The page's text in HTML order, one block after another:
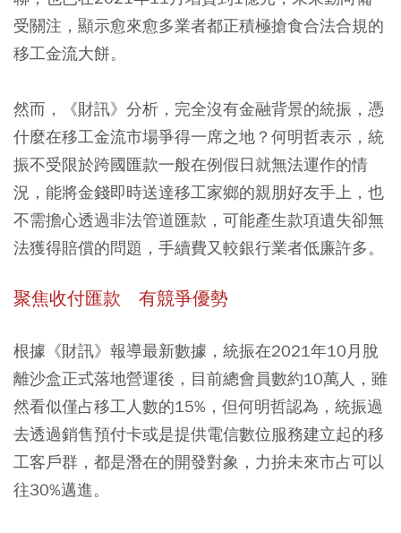
受關注，顯示愈來愈多業者都正積極搶食合法合規的
移工金流大餅。
然而，《財訊》分析，完全沒有金融背景的統振，憑
什麼在移工金流市場爭得一席之地？何明哲表示，統
振不受限於跨國匯款一般在例假日就無法運作的情
況，能將金錢即時送達移工家鄉的親朋好友手上，也
不需擔心透過非法管道匯款，可能產生款項遺失卻無
法獲得賠償的問題，手續費又較銀行業者低廉許多。
聚焦收付匯款 有競爭優勢
根據《財訊》報導最新數據，統振在2021年10月脫
離沙盒正式落地營運後，目前總會員數約10萬人，雖
然看似僅占移工人數的15%，但何明哲認為，統振過
去透過銷售預付卡或是提供電信數位服務建立起的移
工客戶群，都是潛在的開發對象，力拚未來市占可以
往30%邁進。